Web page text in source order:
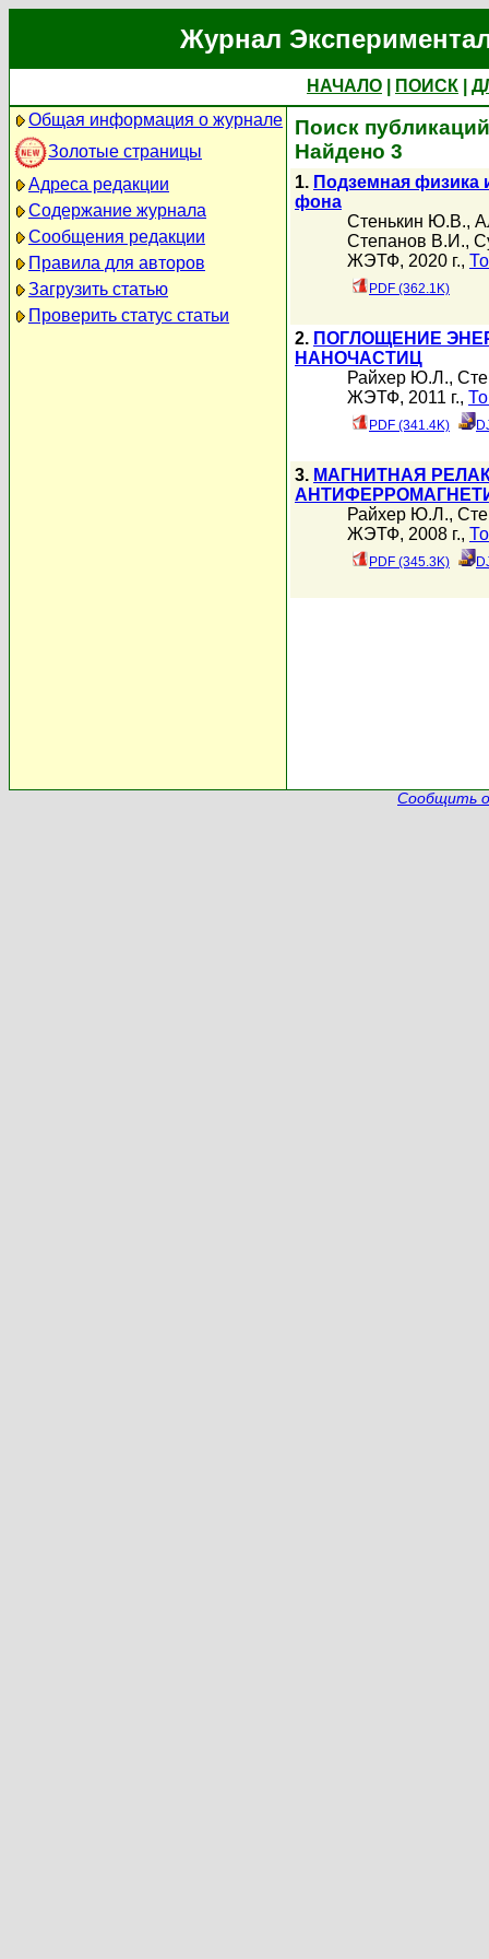
Журнал
НАЧАЛО ПОИСК
Общая информация о журнале
Золотые страницы
Адреса редакции
Содержание журнала
Сообщения редакции
Правила для авторов
Загрузить статью
Проверить статус статьи
Поиск
Найдено 3
1. Подземная физика
фона
Стенькин Ю.В.,
Степанов В.И.,
ЖЭТФ, 2020 г.,
PDF (362.1K)
2. ПОГЛОЩЕНИЕ
НАНОЧАСТИЦ
Райхер Ю.Л.,
ЖЭТФ, 2011 г.,
PDF (341.4K)
3. МАГНИТНАЯ
Райхер Ю.Л.,
ЖЭТФ, 2008 г.,
PDF (345.3K)
Сообщить о